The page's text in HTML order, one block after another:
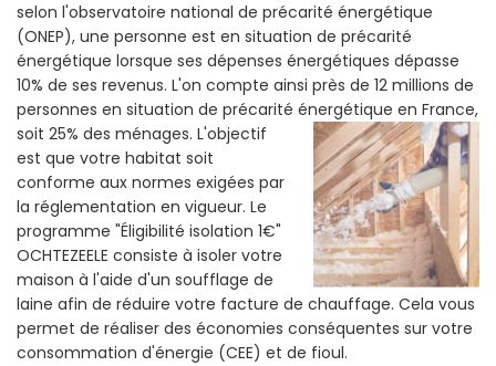
selon l'observatoire national de précarité énergétique
(ONEP), une personne est en situation de précarité
énergétique lorsque ses dépenses énergétiques dépasse
10% de ses revenus. L'on compte ainsi près de 12 millions de
personnes en situation de précarité énergétique en France,
soit 25% des ménages. L'objectif
est que votre habitat soit
conforme aux normes exigées par
la réglementation en vigueur. Le
programme "Éligibilité isolation 1€"
OCHTEZEELE consiste à isoler votre
maison à l'aide d'un soufflage de
laine afin de réduire votre facture de chauffage. Cela vous
permet de réaliser des économies conséquentes sur votre
consommation d'énergie (CEE) et de fioul.